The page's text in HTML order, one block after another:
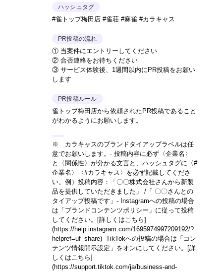
ハッシュタグ
#雀トップ梅田店 #雀荘 #麻雀 #カラキャス
PR投稿の流れ
① 当案件にエントリーしてください
② 合否連絡をお待ちください
③ サービス体験後、1週間以内にPR投稿をお願い
します
PR投稿ルール
雀トップ梅田店から依頼されたPR投稿であること
がわかるようにお願いします。
※ カラキャスのブランドタイアップラベルは任
意でお願いします。- 投稿内容に必ず〈企業名〉
と〈関係性〉が分かる文言と、ハッシュタグに〈#
企業名〉〈#カラキャス〉を必ず記載してくださ
い。 例）投稿内容：「〇〇株式会社さんから新製
品を提供していただきました」 /「 〇〇さんとの
タイアップ投稿です」 - Instagramへの投稿の場合
は「ブランドコンテンツポリシー」に従って投稿
してください。
[詳しくはこちら]
(https://help.instagram.com/1695974997209192/?
helpref=uf_share)- TikTokへの投稿の場合は「コン
テンツ情報開示設定」をオンにしてください。
[詳
しくはこちら]
(https://support.tiktok.com/ja/business-and-